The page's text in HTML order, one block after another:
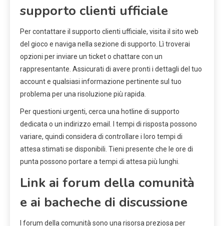
supporto clienti ufficiale
Per contattare il supporto clienti ufficiale, visita il sito web
del gioco e naviga nella sezione di supporto. Lì troverai
opzioni per inviare un ticket o chattare con un
rappresentante. Assicurati di avere pronti i dettagli del tuo
account e qualsiasi informazione pertinente sul tuo
problema per una risoluzione più rapida.
Per questioni urgenti, cerca una hotline di supporto
dedicata o un indirizzo email. I tempi di risposta possono
variare, quindi considera di controllare i loro tempi di
attesa stimati se disponibili. Tieni presente che le ore di
punta possono portare a tempi di attesa più lunghi.
Link ai forum della comunità
e ai bacheche di discussione
I forum della comunità sono una risorsa preziosa per